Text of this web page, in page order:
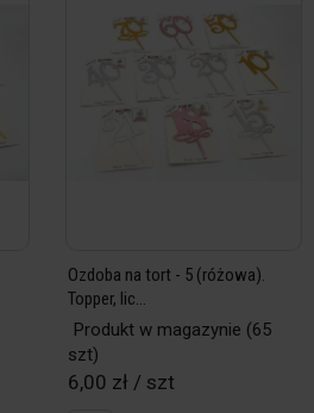
Ozdoba na tort - 5 (różowa).
Topper, lic...
Produkt w magazynie (65
szt)
6,00 zł / szt